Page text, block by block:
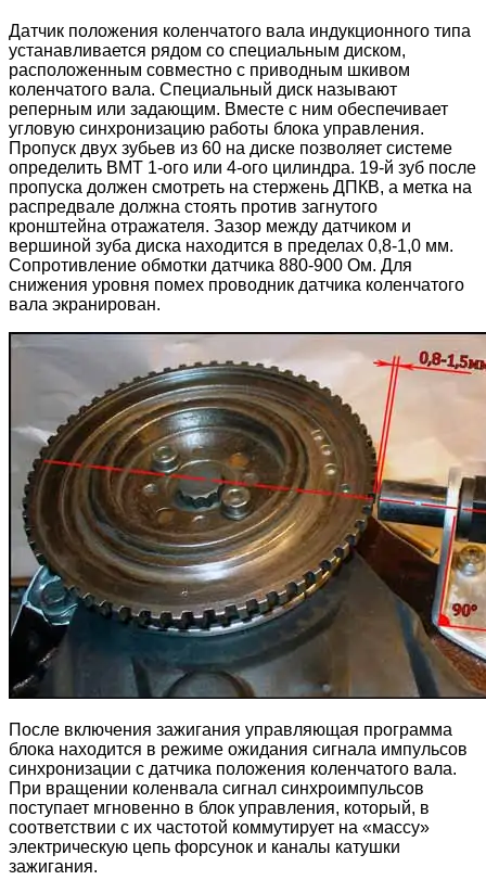
Датчик положения коленчатого вала индукционного типа
устанавливается рядом со специальным диском,
расположенным совместно с приводным шкивом
коленчатого вала. Специальный диск называют
реперным или задающим. Вместе с ним обеспечивает
угловую синхронизацию работы блока управления.
Пропуск двух зубьев из 60 на диске позволяет системе
определить ВМТ 1-ого или 4-ого цилиндра. 19-й зуб после
пропуска должен смотреть на стержень ДПКВ, а метка на
распредвале должна стоять против загнутого
кронштейна отражателя. Зазор между датчиком и
вершиной зуба диска находится в пределах 0,8-1,0 мм.
Сопротивление обмотки датчика 880-900 Ом. Для
снижения уровня помех проводник датчика коленчатого
вала экранирован.
После включения зажигания управляющая программа
блока находится в режиме ожидания сигнала импульсов
синхронизации с датчика положения коленчатого вала.
При вращении коленвала сигнал синхроимпульсов
поступает мгновенно в блок управления, который, в
соответствии с их частотой коммутирует на «массу»
электрическую цепь форсунок и каналы катушки
зажигания.